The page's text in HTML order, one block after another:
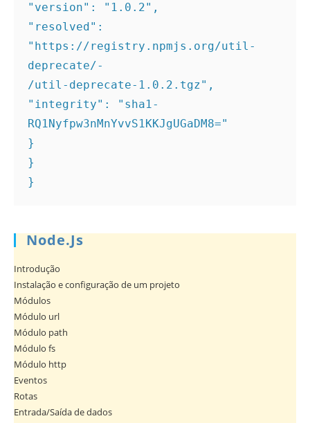
"version": "1.0.2",
"resolved":
"https://registry.npmjs.org/util-
deprecate/-
/util-deprecate-1.0.2.tgz",
"integrity": "sha1-
RQ1Nyfpw3nMnYvvS1KKJgUGaDM8="
}
}
}
Node.js
Introdução
Instalação e configuração de um projeto
Módulos
Módulo url
Módulo path
Módulo fs
Módulo http
Eventos
Rotas
Entrada/Saída de dados